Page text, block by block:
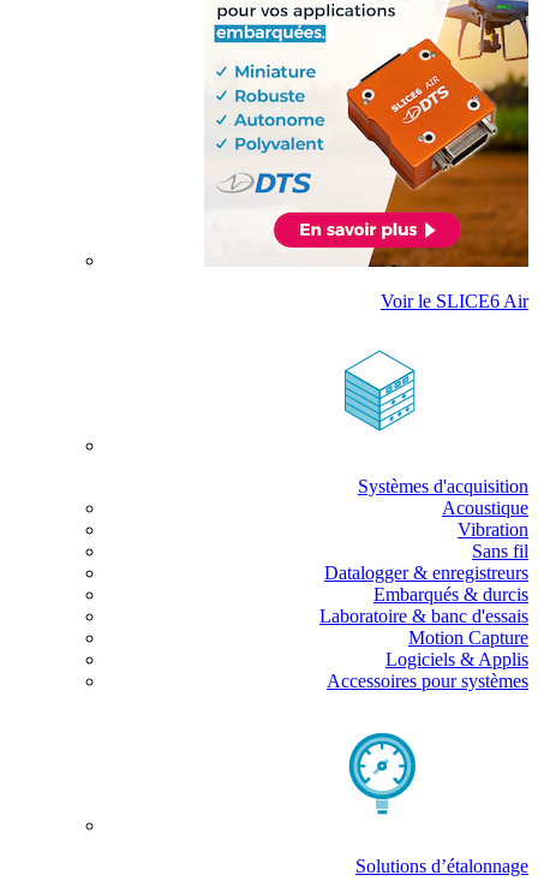
Voir le SLICE6 Air
Systèmes d'acquisition
Acoustique
Vibration
Sans fil
Datalogger & enregistreurs
Embarqués & durcis
Laboratoire & banc d'essais
Motion Capture
Logiciels & Applis
Accessoires pour systèmes
Solutions d’étalonnage